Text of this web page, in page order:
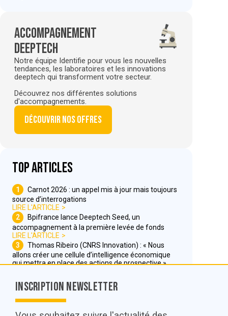
Accompagnement
deeptech
Notre équipe Identifie pour vous les nouvelles
tendances, les laboratoires et les innovations
deeptech qui transforment votre secteur.
Découvrez nos différentes solutions
d'accompagnements.
Découvrir nos offres
Top articles
1
Carnot 2026 : un appel mis à jour mais toujours
source d’interrogations
LIRE L'ARTICLE
2
Bpifrance lance Deeptech Seed, un
accompagnement à la première levée de fonds
LIRE L'ARTICLE
3
Thomas Ribeiro (CNRS Innovation) : « Nous
allons créer une cellule d’intelligence économique
qui mettra en place des actions de prospective »
Inscription Newsletter